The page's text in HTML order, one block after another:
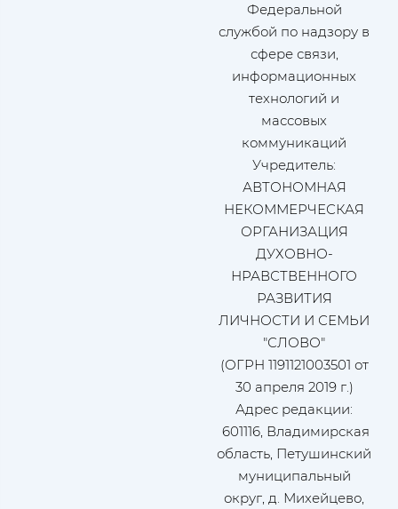
Федеральной
службой по надзору в
сфере связи,
информационных
технологий и
массовых
коммуникаций
Учредитель:
АВТОНОМНАЯ
НЕКОММЕРЧЕСКАЯ
ОРГАНИЗАЦИЯ
ДУХОВНО-
НРАВСТВЕННОГО
РАЗВИТИЯ
ЛИЧНОСТИ И СЕМЬИ
"СЛОВО"
(ОГРН 1191121003501 от
30 апреля 2019 г.)
Адрес редакции:
601116, Владимирская
область, Петушинский
муниципальный
округ, д. Михейцево,